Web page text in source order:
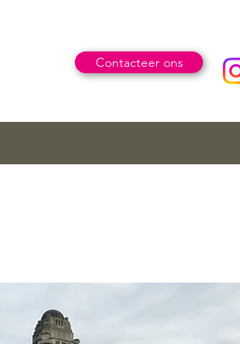
Contacteer ons